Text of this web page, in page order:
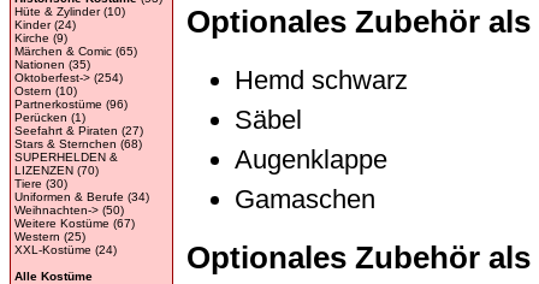
Hüte & Zylinder(10)
Kinder(24)
Kirche (9)
Märchen & Comic (65)
Nationen (35)
Oktoberfest-> (254)
Ostern (10)
Partnerkostüme (96)
Perücken (1)
Seefahrt & Piraten (27)
Stars & Sternchen (68)
SUPERHELDEN &
LIZENZEN (70)
Tiere (30)
Uniformen & Berufe (34)
Weihnachten-> (50)
Weitere Kostüme (67)
Western (25)
XXL-Kostüme (24)
Alle Kostüme
Optionales Zubehör
Hemd schwarz
Säbel
Augenklappe
Gamaschen
Optionales Zubehör